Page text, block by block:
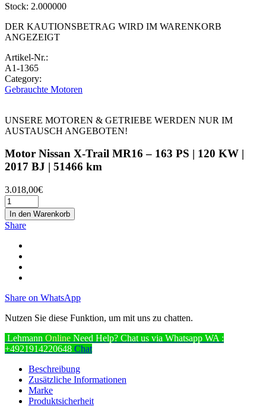
Stock: 2.000000
DER KAUTIONSBETRAG WIRD IM WARENKORB
ANGEZEIGT
Artikel-Nr.:
A1-1365
Category:
Gebrauchte Motoren
UNSERE MOTOREN & GETRIEBE WERDEN NUR IM
AUSTAUSCH ANGEBOTEN!
Motor Nissan X-Trail MR16 – 163 PS | 120 KW |
2017 BJ | 51466 km
3.018,00€
In den Warenkorb
Share
Share on WhatsApp
Nutzen Sie diese Funktion, um mit uns zu chatten.
Lehmann Online Need Help? Chat us via Whatsapp WA :
+4921914220648 Chat
Beschreibung
Zusätzliche Informationen
Marke
Produktsicherheit